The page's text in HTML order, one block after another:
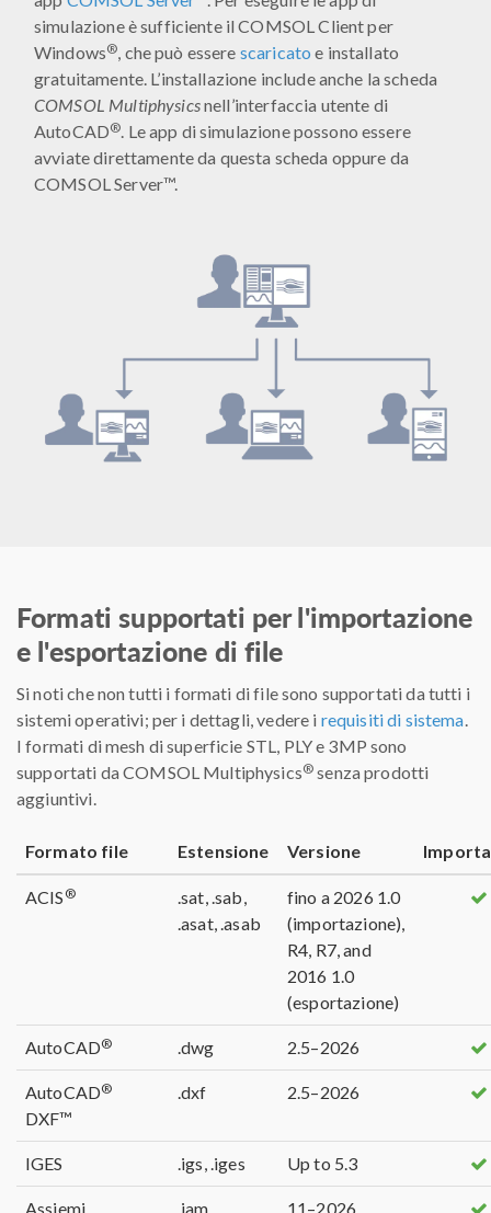
simulazione è sufficiente il COMSOL Client per
Windows® , che può essere scaricato e installato
gratuitamente. L’installazione include anche la scheda
COMSOL Multiphysicsnell’interfaccia utente di
AutoCAD® . Le app di simulazione possono essere
avviate direttamente da questa scheda oppure da
COMSOL Server™.
Formati supportati per l'importazione
e l'esportazione di file
Si noti che non tutti i formati di file sono supportati da tutti i
sistemi operativi; per i dettagli, vedere i requisiti di sistema.
I formati di mesh di superficie STL, PLY e 3MP sono
supportati da COMSOL Multiphysics® senza prodotti
aggiuntivi.
Formato file Estensione Versione
ACIS ®
.sat, .sab,
.asat, .asab
fino a 2026 1.0
(importazione),
R4, R7, and
2016 1.0
(esportazione)
AutoCAD® .dwg 2.5–2026
AutoCAD®
DXF™
.dxf 2.5–2026
IGES .igs, .iges Up to 5.3
Assiemi .iam 11–2026